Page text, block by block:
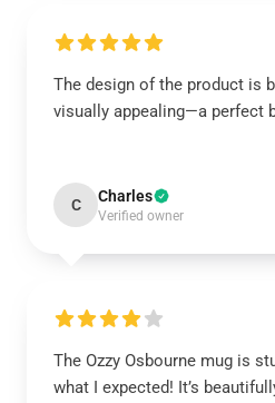
The design of the product is
visually appealing—a perfect
C Charles
Verified owner
The Ozzy Osbourne mug is
what I expected! It’s